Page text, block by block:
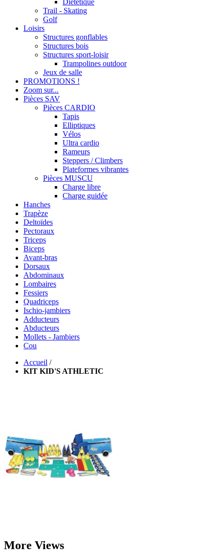
Trail - Skating
Golf
Loisirs
Structures gonflables
Structures bois
Structures sport-loisir
Trampolines outdoor
Jeux de salle
PROMOTIONS !
Zoom sur...
Pièces SAV
Pièces CARDIO
Tapis
Elliptiques
Vélos
Ultra cardio
Rameurs
Steppers / Climbers
Plateformes vibrantes
Pièces MUSCU
Charge libre
Charge guidée
Hanches
Trapèze
Deltoïdes
Pectoraux
Triceps
Biceps
Avant-bras
Dorsaux
Abdominaux
Lombaires
Fessiers
Quadriceps
Ischio-jambiers
Adducteurs
Abducteurs
Mollets - Jambiers
Cou
Accueil /
KIT KID'S ATHLETIC
More Views